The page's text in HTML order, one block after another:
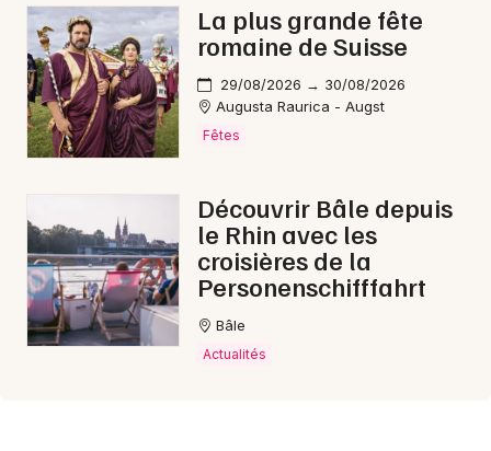
La plus grande fête
romaine de Suisse
29/08/2026 → 30/08/2026
Augusta Raurica - Augst
Fêtes
Découvrir Bâle depuis
le Rhin avec les
croisières de la
Personenschifffahrt
Bâle
Actualités